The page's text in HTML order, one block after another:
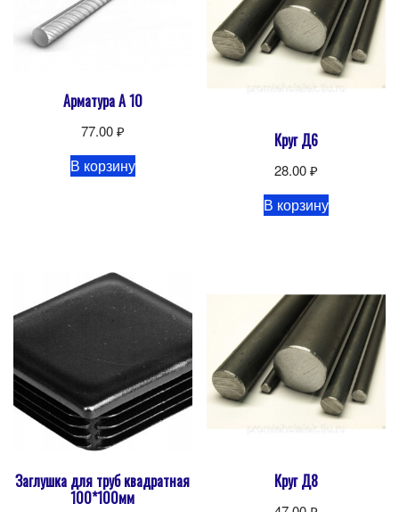
Арматура А 10
77.00₽
В корзину
Круг Д6
28.00₽
В корзину
Заглушка для труб квадратная
100*100мм
Круг Д8